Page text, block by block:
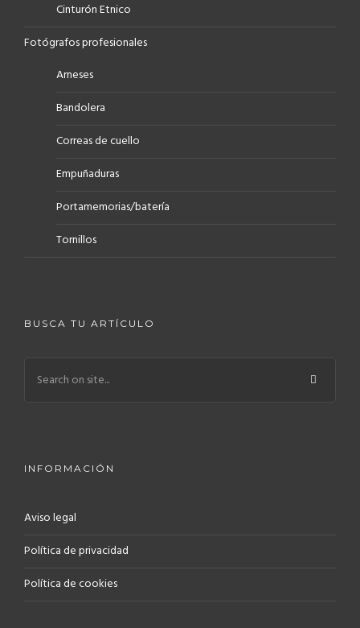
Cinturón Etnico
Fotógrafos profesionales
Arneses
Bandolera
Correas de cuello
Empuñaduras
Portamemorias/batería
Tornillos
BUSCA TU ARTÍCULO
INFORMACIÓN
Aviso legal
Política de privacidad
Política de cookies